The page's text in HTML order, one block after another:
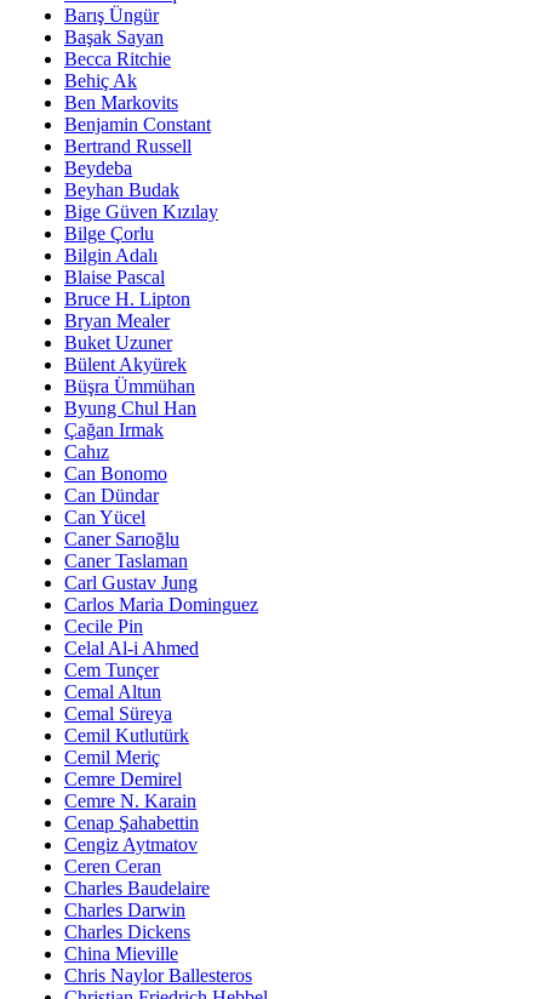
Barış Üngür
Başak Sayan
Becca Ritchie
Behiç Ak
Ben Markovits
Benjamin Constant
Bertrand Russell
Beydeba
Beyhan Budak
Bige Güven Kızılay
Bilge Çorlu
Bilgin Adalı
Blaise Pascal
Bruce H. Lipton
Bryan Mealer
Buket Uzuner
Bülent Akyürek
Büşra Ümmühan
Byung Chul Han
Çağan Irmak
Cahız
Can Bonomo
Can Dündar
Can Yücel
Caner Sarıoğlu
Caner Taslaman
Carl Gustav Jung
Carlos Maria Dominguez
Cecile Pin
Celal Al-i Ahmed
Cem Tunçer
Cemal Altun
Cemal Süreya
Cemil Kutlutürk
Cemil Meriç
Cemre Demirel
Cemre N. Karain
Cenap Şahabettin
Cengiz Aytmatov
Ceren Ceran
Charles Baudelaire
Charles Darwin
Charles Dickens
China Mieville
Chris Naylor Ballesteros